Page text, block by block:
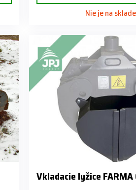
Nie je na sklade
Vkladacie lyžice FARMA